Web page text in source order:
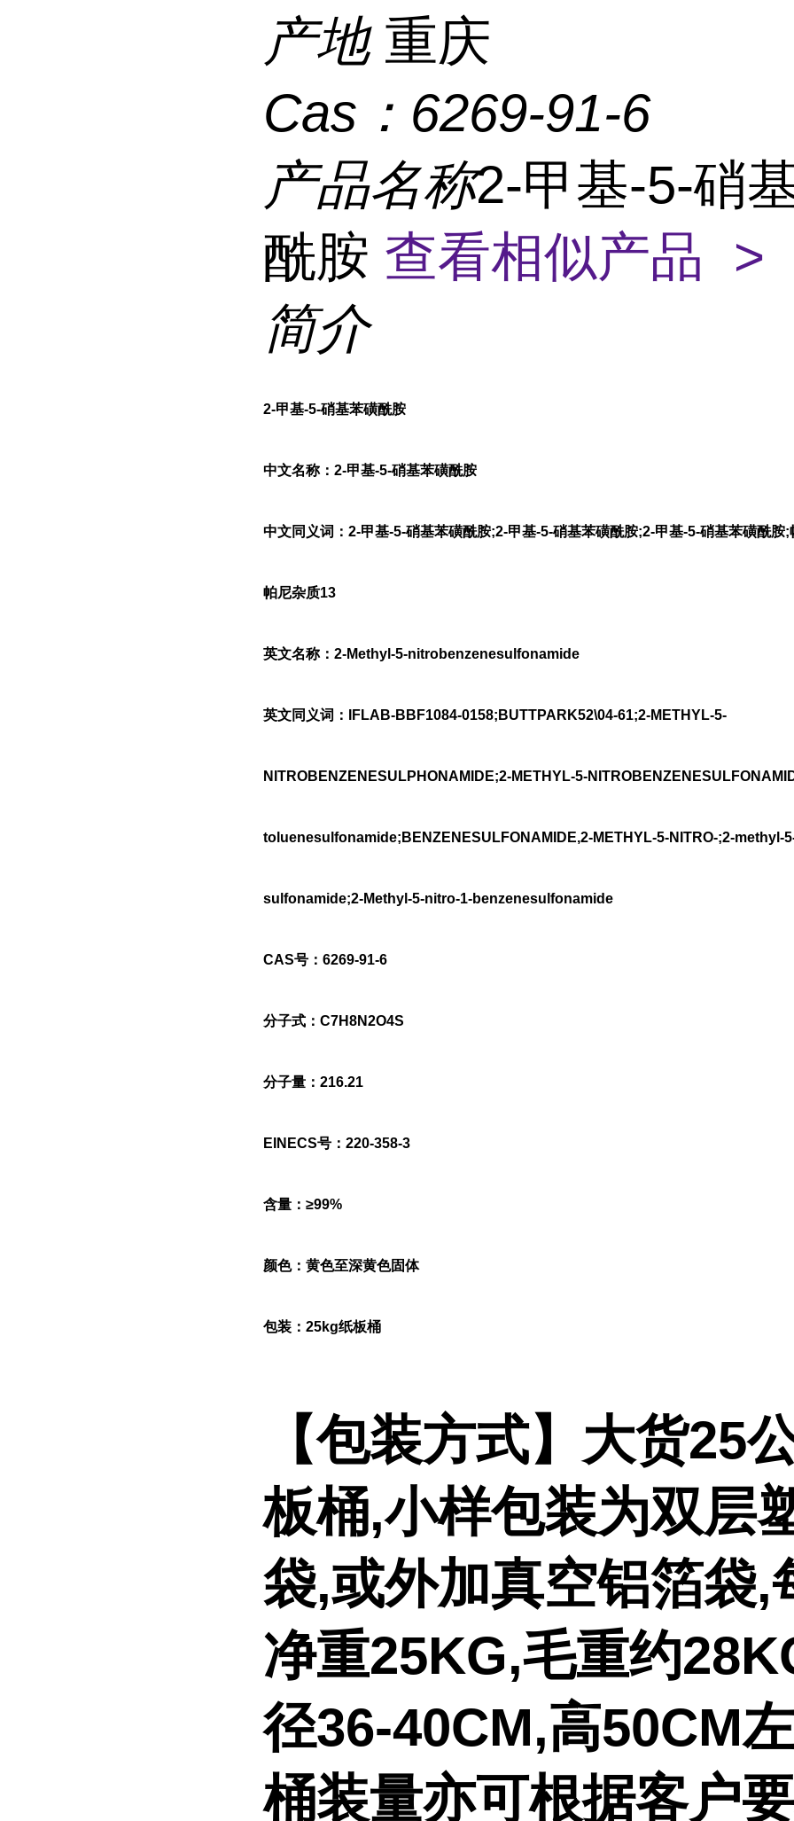
产地 重庆
Cas： 6269-91-6
产品名称2-甲基-5-硝
酰胺 查看相似产品 >
简介
2-甲基-5-硝基苯磺酰胺
中文名称：2-甲基-5-硝基苯磺酰胺
中文同义词：2-甲基-5-硝基苯磺酰胺;2-甲基-5-硝基苯磺酰胺;2-甲基-5-硝基苯磺酰胺
帕尼杂质13
英文名称：2-Methyl-5-nitrobenzenesulfonamide
英文同义词：IFLAB-BBF1084-0158;BUTTPARK52\04-61;2-METHYL-5-
NITROBENZENESULPHONAMIDE;2-METHYL-5-
toluenesulfonamide;BENZENESULFONAMIDE,2-METHYL-5-NITRO-;2-methyl-
sulfonamide;2-Methyl-5-nitro-1-benzenesulfonamide
CAS号：6269-91-6
分子式：C7H8N2O4S
分子量：216.21
EINECS号：220-358-3
含量：≥99%
颜色：黄色至深黄色固体
包装：25kg纸板桶
【包装方式】大货25
板桶,小样包装为双层
袋,或外加真空铝箔袋,
净重25KG,毛重约
径36-40CM,高50CM
桶装量亦可根据客户